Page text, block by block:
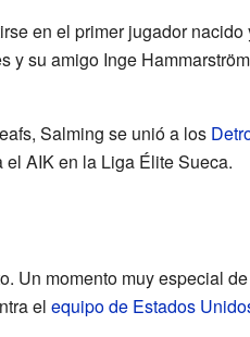
en el primer jugador
y su amigo Inge
Salming se unió a los
AIK en la Liga Élite Sueca.
Un momento muy especial
el equipo de Estados